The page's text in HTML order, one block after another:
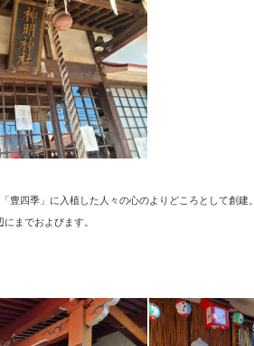
豊四季」に入植した人々の心のよりどころとして創建。
までおよびます。